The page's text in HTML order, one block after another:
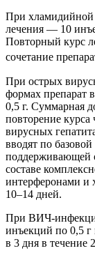
При хламидийной
лечения — 10
Повторный курс
сочетание
При острых
формах препарат
0,5 г. Суммарная
повторение
вирусных
вводят по
поддерживающей
составе
интерферонами и
10–14 дней.
При ВИЧ-
инъекций по 0,5
в 3 дня в течение